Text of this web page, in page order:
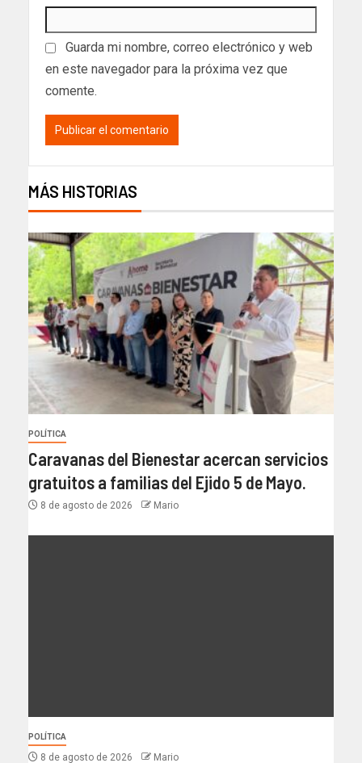
Guarda mi nombre, correo electrónico y web
en este navegador para la próxima vez que
comente.
MÁS HISTORIAS
POLÍTICA
Caravanas del Bienestar acercan servicios
gratuitos a familias del Ejido 5 de Mayo.
8 de agosto de 2026 Mario
POLÍTICA
8 de agosto de 2026 Mario